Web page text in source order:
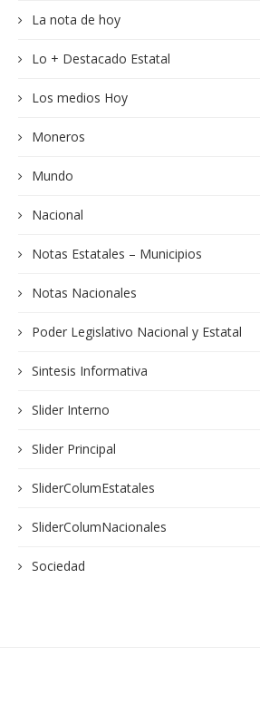
La nota de hoy
Lo + Destacado Estatal
Los medios Hoy
Moneros
Mundo
Nacional
Notas Estatales – Municipios
Notas Nacionales
Poder Legislativo Nacional y Estatal
Sintesis Informativa
Slider Interno
Slider Principal
SliderColumEstatales
SliderColumNacionales
Sociedad